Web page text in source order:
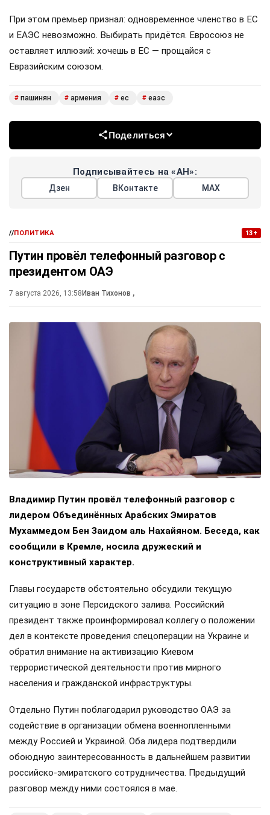
При этом премьер признал: одновременное членство в ЕС
и ЕАЭС невозможно. Выбирать придётся. Евросоюз не
оставляет иллюзий: хочешь в ЕС — прощайся с
Евразийским союзом.
# пашинян # армения # ес # еаэс
Поделиться
Подписывайтесь на «АН»:
Дзен ВКонтакте МАХ
//ПОЛИТИКА 13+
Путин провёл телефонный разговор с
президентом ОАЭ
7 августа 2026, 13:58Иван Тихонов ,
Владимир Путин провёл телефонный разговор с
лидером Объединённых Арабских Эмиратов
Мухаммедом Бен Заидом аль Нахайяном. Беседа, как
сообщили в Кремле, носила дружеский и
конструктивный характер.
Главы государств обстоятельно обсудили текущую
ситуацию в зоне Персидского залива. Российский
президент также проинформировал коллегу о положении
дел в контексте проведения спецоперации на Украине и
обратил внимание на активизацию Киевом
террористической деятельности против мирного
населения и гражданской инфраструктуры.
Отдельно Путин поблагодарил руководство ОАЭ за
содействие в организации обмена военнопленными
между Россией и Украиной. Оба лидера подтвердили
обоюдную заинтересованность в дальнейшем развитии
российско-эмиратского сотрудничества. Предыдущий
разговор между ними состоялся в мае.